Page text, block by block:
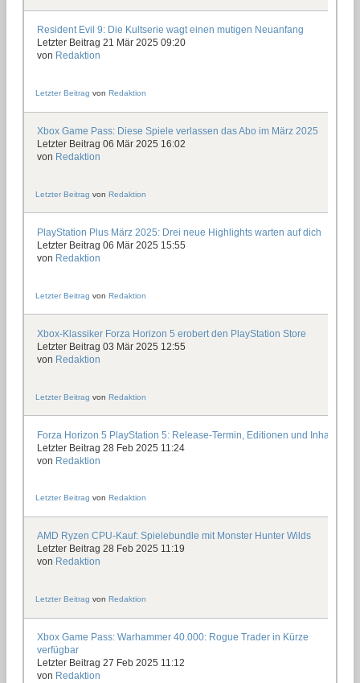
Resident Evil 9: Die Kultserie wagt einen mutigen Neuanfang
Letzter Beitrag 21 Mär 2025 09:20
von Redaktion
Letzter Beitrag vonRedaktion
Xbox Game Pass: Diese Spiele verlassen das Abo im März 2025
Letzter Beitrag 06 Mär 2025 16:02
von Redaktion
Letzter Beitrag vonRedaktion
PlayStation Plus März 2025: Drei neue Highlights warten auf dich
Letzter Beitrag 06 Mär 2025 15:55
von Redaktion
Letzter Beitrag vonRedaktion
Xbox-Klassiker Forza Horizon 5 erobert den PlayStation Store
Letzter Beitrag 03 Mär 2025 12:55
von Redaktion
Letzter Beitrag vonRedaktion
Forza Horizon 5 PlayStation 5: Release-Termin, Editionen und Inhalte
Letzter Beitrag 28 Feb 2025 11:24
von Redaktion
Letzter Beitrag von Redaktion
AMD Ryzen CPU-Kauf: Spielebundle mit Monster Hunter Wilds
Letzter Beitrag 28 Feb 2025 11:19
von Redaktion
Letzter Beitrag vonRedaktion
Xbox Game Pass: Warhammer 40.000: Rogue Trader in Kürze
verfügbar
Letzter Beitrag 27 Feb 2025 11:12
von Redaktion